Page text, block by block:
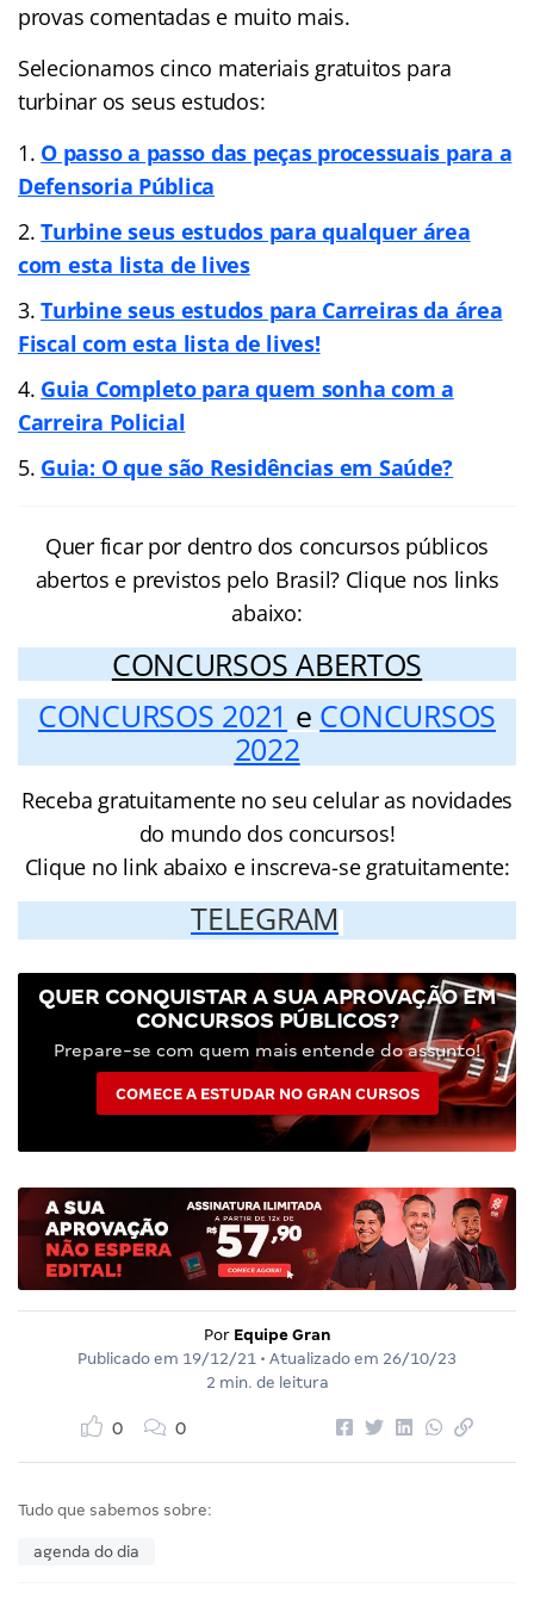
provas comentadas e muito mais.
Selecionamos cinco materiais gratuitos para
turbinar os seus estudos:
O passo a passo das peças processuais para a
Defensoria Pública
Turbine seus estudos para qualquer área
com esta lista de lives
Turbine seus estudos para Carreiras da área
Fiscal com esta lista de lives!
Guia Completo para quem sonha com a
Carreira Policial
Guia: O que são Residências em Saúde?
Quer ficar por dentro dos concursos públicos
abertos e previstos pelo Brasil? Clique nos links
abaixo:
CONCURSOS ABERTOS
CONCURSOS 2021 e CONCURSOS
2022
Receba gratuitamente no seu celular as novidades
do mundo dos concursos!
Clique no link abaixo e inscreva-se gratuitamente:
TELEGRAM
QUER CONQUISTAR A SUA APROVAÇÃO EM
CONCURSOS PÚBLICOS?
Prepare-se com quem mais entende do assunto!
COMECE A ESTUDAR NO GRAN CURSOS
Por Equipe Gran
Publicado em 19/12/21 • Atualizado em 26/10/23
2 min. de leitura
0 0
Tudo que sabemos sobre:
agenda do dia